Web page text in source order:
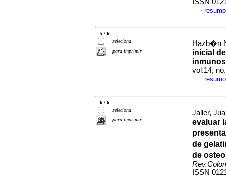
·
5 / 6
seleciona
para imprimir
Hazb�n
inicial
vol.14,
·
6 / 6
seleciona
para imprimir
Jaller,
evaluar
de
de
ISSN